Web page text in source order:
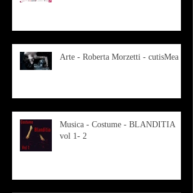
Arte - Roberta Morzetti - cutisMea
Musica - Costume - BLANDITIA
vol 1- 2